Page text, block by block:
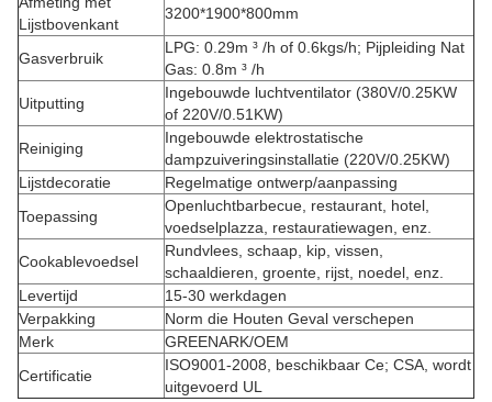
Lijstbovenkant
3200*1900*800mm
Gasverbruik
LPG: 0.29m ³ /h of 0.6kgs/h; Pijpleiding Nat
Gas: 0.8m ³ /h
Uitputting
Ingebouwde luchtventilator (380V/0.25KW
of 220V/0.51KW)
Reiniging
Ingebouwde elektrostatische
dampzuiveringsinstallatie (220V/0.25KW)
Lijstdecoratie
Regelmatige ontwerp/aanpassing
Toepassing
Openluchtbarbecue, restaurant, hotel,
voedselplazza, restauratiewagen, enz.
Cookablevoedsel
Rundvlees, schaap, kip, vissen,
schaaldieren, groente, rijst, noedel, enz.
Levertijd
15-30 werkdagen
Verpakking
Norm die Houten Geval verschepen
Merk
GREENARK/OEM
Certificatie
ISO9001-2008, beschikbaar Ce; CSA, wordt
uitgevoerd UL